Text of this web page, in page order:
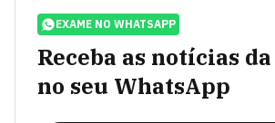
EXAME NO WHATSAPP
Receba as notícias
no seu WhatsApp